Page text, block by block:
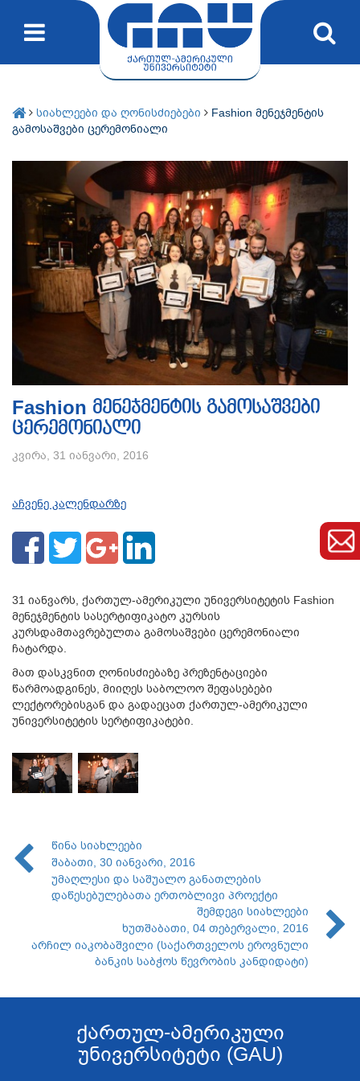
სიახლეები და ღონისძიებები
Fashion მენეჯმენტის
გამოსაშვები ცერემონიალი
Fashion მენეჯმენტის გამოსაშვები
ცერემონიალი
კვირა, 31 იანვარი, 2016
აჩვენე კალენდარზე
31 იანვარს, ქართულ-ამერიკული უნივერსიტეტის Fashion
მენეჯმენტის სასერტიფიკატო კურსის
კურსდამთავრებულთა გამოსაშვები ცერემონიალი
ჩატარდა.
მათ დასკვნით ღონისძიებაზე პრეზენტაციები
წარმოადგინეს, მიიღეს საბოლოო შეფასებები
ლექტორებისგან და გადაეცათ ქართულ-ამერიკული
უნივერსიტეტის სერტიფიკატები.
წინა სიახლეები
შაბათი, 30 იანვარი, 2016
უმაღლესი და საშუალო განათლების
დაწესებულებათა ერთობლივი პროექტი
შემდეგი სიახლეები
ხუთშაბათი, 04 თებერვალი, 2016
არჩილ იაკობაშვილი (საქართველოს ეროვნული
ბანკის საბჭოს წევრობის კანდიდატი)
ქართულ-ამერიკული
უნივერსიტეტი (GAU)